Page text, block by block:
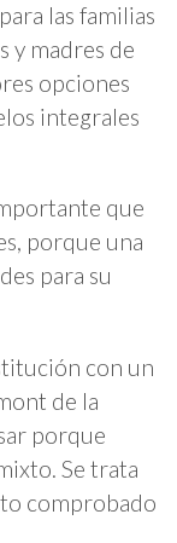
las familias
y madres de
opciones
integrales
que
porque una
para su
con un
de la
porque
Se trata
comprobado